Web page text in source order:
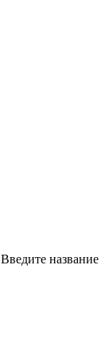
Введите название